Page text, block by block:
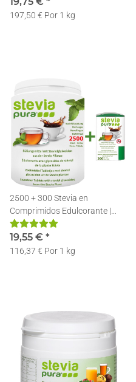
197,50 € Por 1 kg
2500 + 300 Stevia en
Comprimidos Edulcorante |
Recarga | Stevia Pastillas +
Dosificador
19,55 € *
116,37 € Por 1 kg